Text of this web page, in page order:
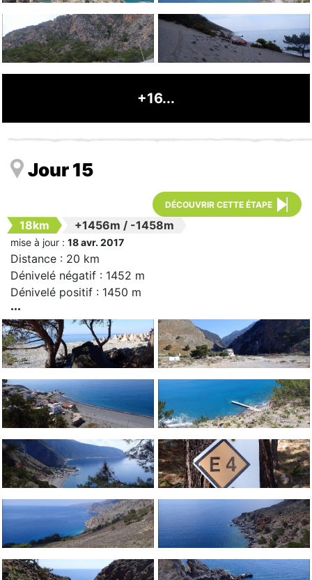
+16...
Jour 15
DÉCOUVRIR CETTE ÉTAPE
18km +1456m / -1458m
mise à jour : 18 avr. 2017
Distance : 20 km
Dénivelé négatif : 1452 m
Dénivelé positif : 1450 m